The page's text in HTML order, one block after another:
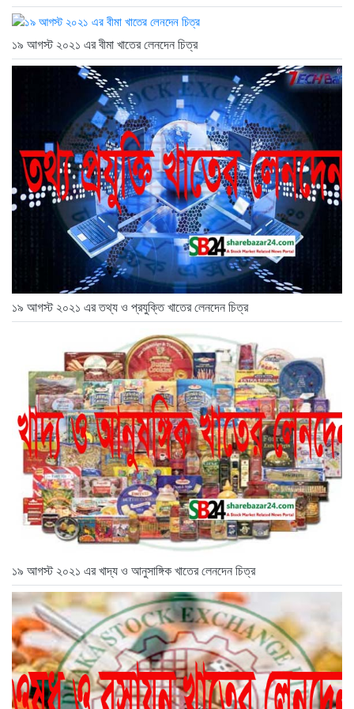
১৯ আগস্ট ২০২১ এর বীমা খাতের লেনদেন চিত্র
১৯ আগস্ট ২০২১ এর তথ্য ও প্রযুক্তি খাতের লেনদেন চিত্র
১৯ আগস্ট ২০২১ এর খাদ্য ও আনুসাঙ্গিক খাতের লেনদেন চিত্র